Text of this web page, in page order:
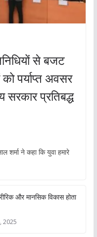
से बजट
पर्याप्त अवसर
प्रतिबद्ध
ने कहा कि युवा हमारे
और मानसिक विकास होता
2025